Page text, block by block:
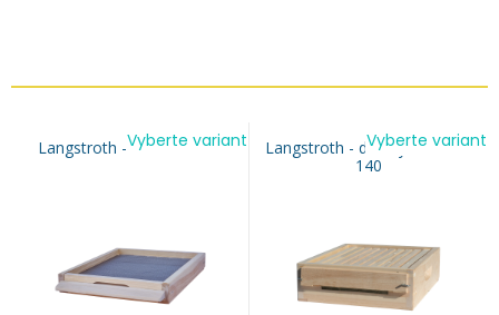
Langstroth - dno nízke 62
Vyberte variant
Langstroth - dno vysoké UNI
140
Vyberte variant